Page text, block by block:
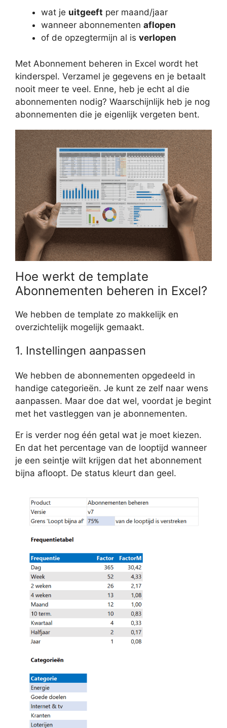
wat je uitgeeft per maand/jaar
wanneer abonnementen aflopen
of de opzegtermijn al is verlopen
Met Abonnement beheren in Excel wordt het
kinderspel. Verzamel je gegevens en je betaalt
nooit meer te veel. Enne, heb je echt al die
abonnementen nodig? Waarschijnlijk heb je nog
abonnementen die je eigenlijk vergeten bent.
Hoe werkt de template
Abonnementen beheren in Excel?
We hebben de template zo makkelijk en
overzichtelijk mogelijk gemaakt.
1. Instellingen aanpassen
We hebben de abonnementen opgedeeld in
handige categorieën. Je kunt ze zelf naar wens
aanpassen. Maar doe dat wel, voordat je begint
met het vastleggen van je abonnementen.
Er is verder nog één getal wat je moet kiezen.
En dat het percentage van de looptijd wanneer
je een seintje wilt krijgen dat het abonnement
bijna afloopt. De status kleurt dan geel.